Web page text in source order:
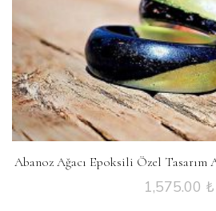
Abanoz Ağacı Epoksili Özel Tasarım
1,575.00 ₺